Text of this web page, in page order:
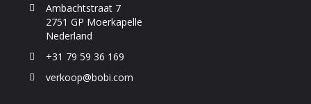
Ambachtstraat 7
2751 GP Moerkapelle
Nederland
+31 79 59 36 169
verkoop@bobi.com